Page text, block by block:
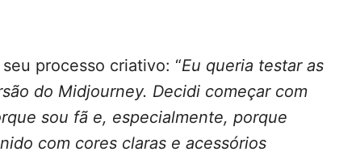
processo criativo: “Eu queria testar as
do Midjourney. Decidi começar com
sou fã e, especialmente, porque
com cores claras e acessórios